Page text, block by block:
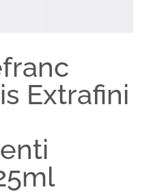
Extrafini